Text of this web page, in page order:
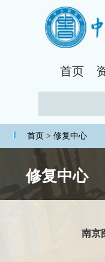
首页
首页 > 修复中心
修复中心
南京